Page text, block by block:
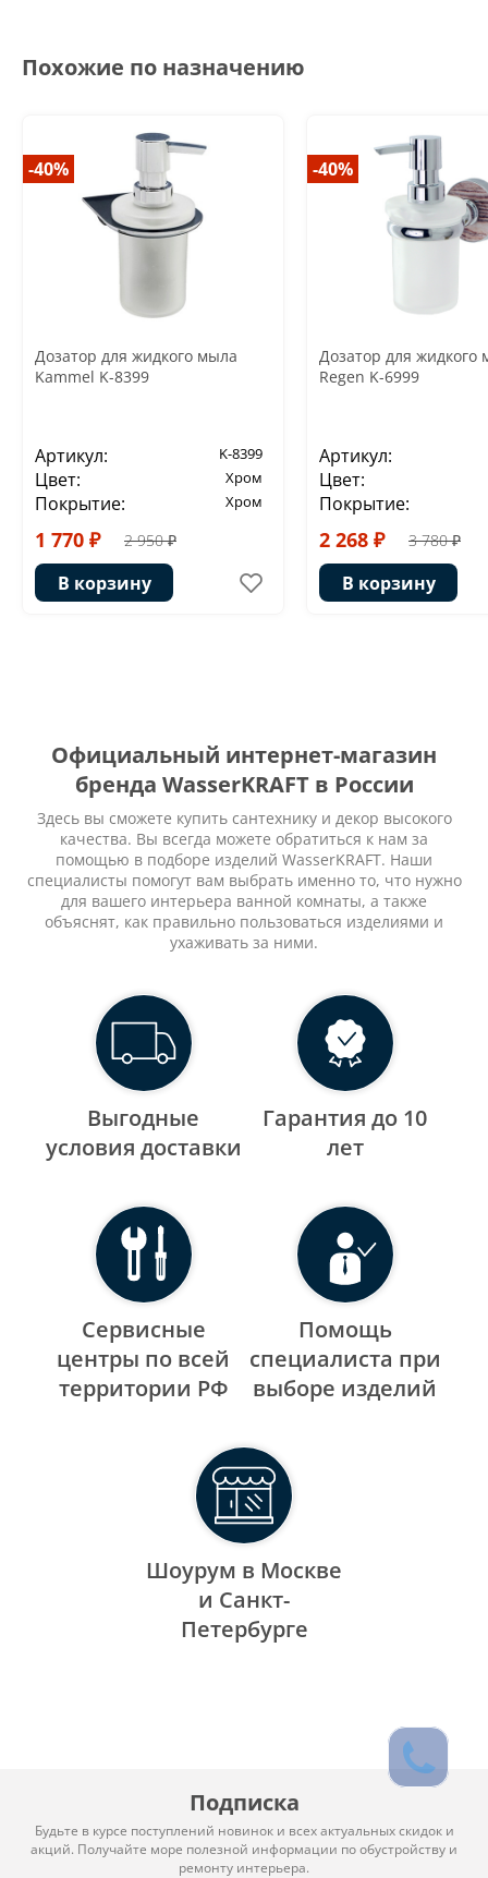
Похожие по назначению
-40%
Дозатор для жидкого мыла
Kammel K-8399
Артикул: K-8399
Цвет: Хром
Покрытие: Хром
1 770 ₽ 2 950 ₽
В корзину
-40%
Дозатор для жидкого
Regen K-6999
Артикул:
Цвет:
Покрытие:
2 268 ₽ 3 780 ₽
В корзину
Официальный интернет-магазин
бренда WasserKRAFT в России
Здесь вы сможете купить сантехнику и декор высокого
качества. Вы всегда можете обратиться к нам за
помощью в подборе изделий WasserKRAFT. Наши
специалисты помогут вам выбрать именно то, что нужно
для вашего интерьера ванной комнаты, а также
объяснят, как правильно пользоваться изделиями и
ухаживать за ними.
Выгодные
уcловия доставки
Гарантия до 10
лет
Сервисные
центры по всей
территории РФ
Помощь
специалиста при
выборе изделий
Шоурум в Москве
и Санкт-
Петербурге
Подписка
Будьте в курсе поступлений новинок и всех актуальных скидок и
акций. Получайте море полезной информации по обустройству и
ремонту интерьера.